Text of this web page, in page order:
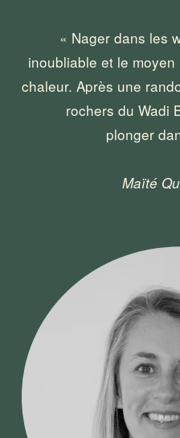
« Nager dans les
inoubliable et le
chaleur. Après une
rochers du Wadi
plonger
Maïté